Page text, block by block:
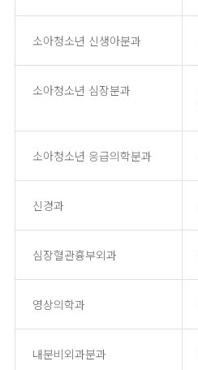
소아청소년 신생아분과
소아청소년 심장분과
소아청소년 응급의학분과
신경과
심장혈관흉부외과
영상의학과
내분비외과분과